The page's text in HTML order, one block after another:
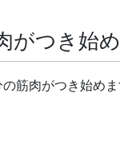
がつき始
筋肉がつき始め